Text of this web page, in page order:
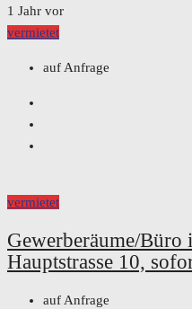
1 Jahr vor
vermietet
auf Anfrage
vermietet
Gewerberäume/Büro
Hauptstrasse 10,
auf Anfrage